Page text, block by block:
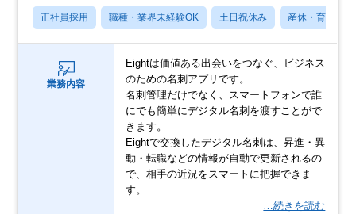
正社員採用 職種・業界未経験OK 土日祝休み 産休・育休あり
業務内容
Eightは価値ある出会いをつなぐ、ビジネス
のための名刺アプリです。
名刺管理だけでなく、スマートフォンで誰
にでも簡単にデジタル名刺を渡すことがで
きます。
Eightで交換したデジタル名刺は、昇進・異
動・転職などの情報が自動で更新されるの
で、相手の近況をスマートに把握できま
す。
…続きを読む